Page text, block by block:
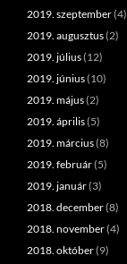
2019. szeptember(4)
2019. augusztus(2)
2019. július(12)
2019. június(10)
2019. május(2)
2019. április(5)
2019. március(8)
2019. február(5)
2019. január(3)
2018. december(8)
2018. november(4)
2018. október(9)